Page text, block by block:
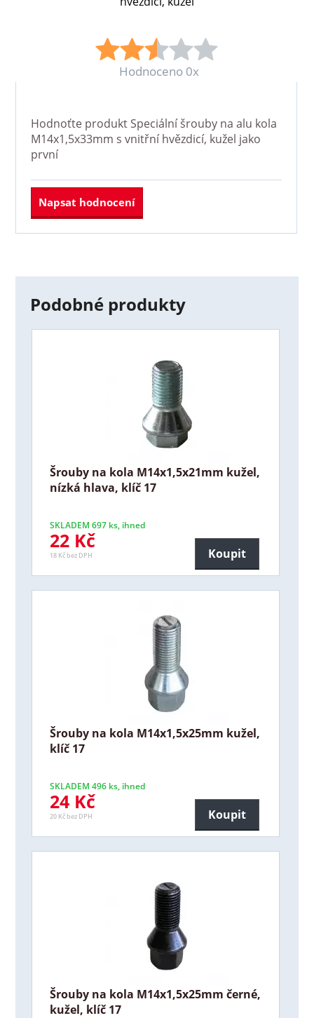
Hodnoceno 0x
Hodnoťte produktSpeciální šrouby na alu kola
M14x1,5x33mm s vnitřní hvězdicí, kužel jako
první
Napsat hodnocení
Podobné produkty
Šrouby na kola M14x1,5x21mm kužel,
nízká hlava, klíč 17
SKLADEM 697 ks, ihned
22 Kč
18 Kč bez DPH Koupit
Šrouby na kola M14x1,5x25mm kužel,
klíč 17
SKLADEM 496 ks, ihned
24 Kč
20 Kč bez DPH Koupit
Šrouby na kola M14x1,5x25mm černé,
kužel, klíč 17